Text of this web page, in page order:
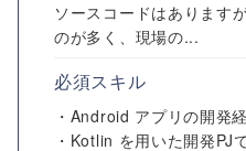
ソースコードはあります
のが多く、現場の...
必須スキル
・Android アプリの開発
・Kotlin を用いた開発PJ